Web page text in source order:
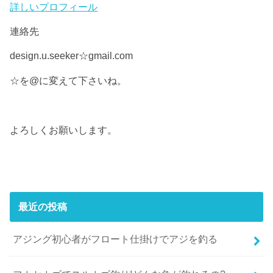
詳しいプロフィール
連絡先
design.u.seeker☆gmail.com
☆を@に変えて下さいね。
よろしくお願いします。
最近の投稿
アジング初心者がフロート仕掛けでアジを釣る